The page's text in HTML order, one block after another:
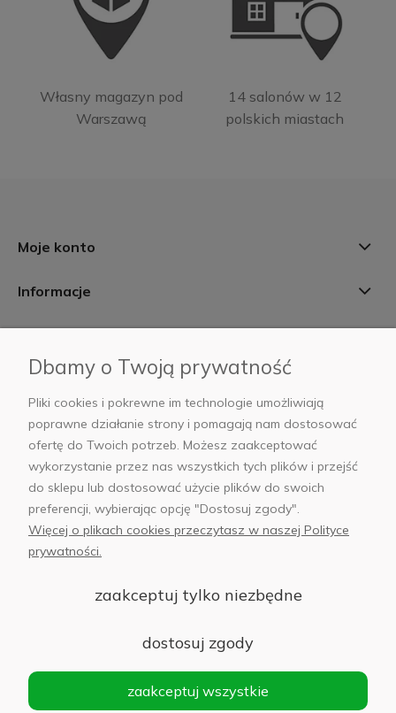
Własny magazyn pod
Warszawą
14 salonów w 12
polskich miastach
Moje konto
Informacje
AB Foto
sklep@abfoto.pl
+48 797 971 275
© 2025 Wszelkie prawa zastrzeżone. Serwis własnością:
Sp. z o.o.
Siedziba: 02-486 WARSZAWA, Al. Jerozolimskie 176, NIP
1132646403 KRS nr 0000271999
Dbamy o Twoją prywatność
Pliki cookies i pokrewne im technologie umożliwiają
poprawne działanie strony i pomagają nam dostosować
ofertę do Twoich potrzeb. Możesz zaakceptować
wykorzystanie przez nas wszystkich tych plików i przejść
do sklepu lub dostosować użycie plików do swoich
preferencji, wybierając opcję "Dostosuj zgody".
Więcej o plikach cookies przeczytasz w naszej Polityce
prywatności.
zaakceptuj tylko niezbędne
dostosuj zgody
zaakceptuj wszystkie